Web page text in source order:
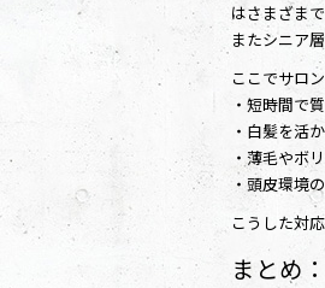
はさまざま
またシニア
ここでサロ
・短時間で
・白髪を活
・薄毛やボ
・頭皮環境
こうした対
まとめ